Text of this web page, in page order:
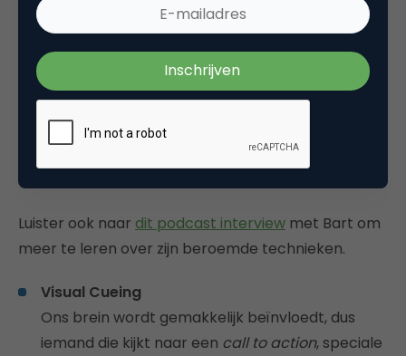
Voor iedere unieke situatie moet
je een verschillende methode
gebruiken om een bezoeker te
overtuigen een gewenste actie
Luister ook naar dit podcast interview met Bart om
meer te leren over zijn beroemde technieken.
Visual Cueing
Ons brein wordt gemakkelijk beïnvloedt, dus
iemand die kijkt naar een call to action, speciale